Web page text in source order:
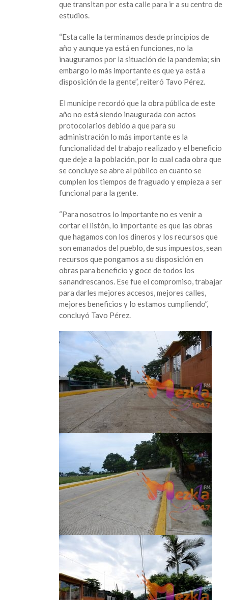
que transitan por esta calle para ir a su centro de
estudios.
“Esta calle la terminamos desde principios de
año y aunque ya está en funciones, no la
inauguramos por la situación de la pandemia; sin
embargo lo más importante es que ya está a
disposición de la gente”, reiteró Tavo Pérez.
El munícipe recordó que la obra pública de este
año no está siendo inaugurada con actos
protocolarios debido a que para su
administración lo más importante es la
funcionalidad del trabajo realizado y el beneficio
que deje a la población, por lo cual cada obra que
se concluye se abre al público en cuanto se
cumplen los tiempos de fraguado y empieza a ser
funcional para la gente.
“Para nosotros lo importante no es venir a
cortar el listón, lo importante es que las obras
que hagamos con los dineros y los recursos que
son emanados del pueblo, de sus impuestos, sean
recursos que pongamos a su disposición en
obras para beneficio y goce de todos los
sanandrescanos. Ese fue el compromiso, trabajar
para darles mejores accesos, mejores calles,
mejores beneficios y lo estamos cumpliendo”,
concluyó Tavo Pérez.